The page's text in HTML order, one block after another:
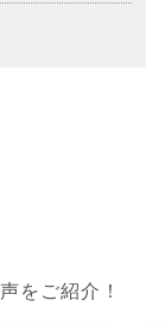
をご紹介！